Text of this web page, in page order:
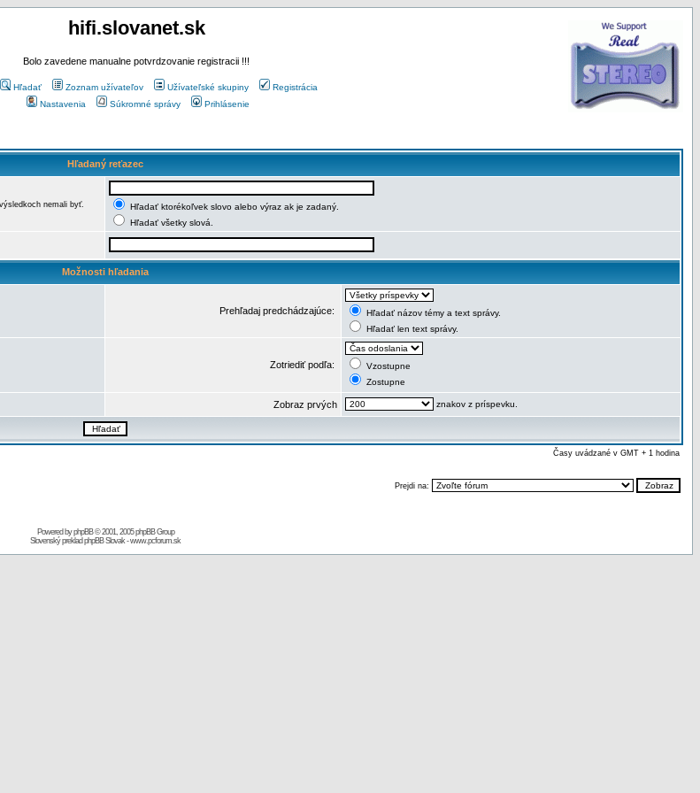
hifi.slovanet.sk
Bolo zavedene manualne potvrdzovanie registracii !!!
Hľadať Zoznam užívateľov Užívateľské skupiny
Registrácia
Nastavenia
Súkromné správy Prihlásenie
Hľadaný reťazec
nemali byť.
Hľadať ktorékoľvek slovo alebo výraz ak je zadaný.
Hľadať všetky slová.
Možnosti hľadania
Prehľadaj predchádzajúce:
Hľadať názov témy a text správy.
Hľadať len text správy.
Zotriediť podľa:
Vzostupne
Zostupne
Zobraz prvých znakov z príspevku.
Časy uvádzané v GMT + 1 hodina
Prejdi na:
Powered byphpBB© 2001, 2005 phpBB Group
Slovenský preklad phpBB Slovak-www.pcforum.sk